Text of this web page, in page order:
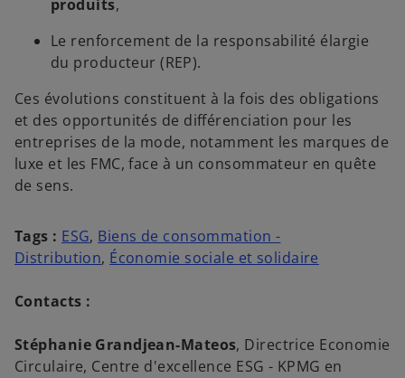
produits,
Le renforcement de la responsabilité élargie
du producteur (REP).
Ces évolutions constituent à la fois des obligations
et des opportunités de différenciation pour les
entreprises de la mode, notamment les marques de
luxe et les FMC, face à un consommateur en quête
de sens.
Tags : ESG, Biens de consommation -
Distribution, Économie sociale et solidaire
Contacts :
Stéphanie Grandjean-Mateos, Directrice Economie
Circulaire, Centre d'excellence ESG - KPMG en